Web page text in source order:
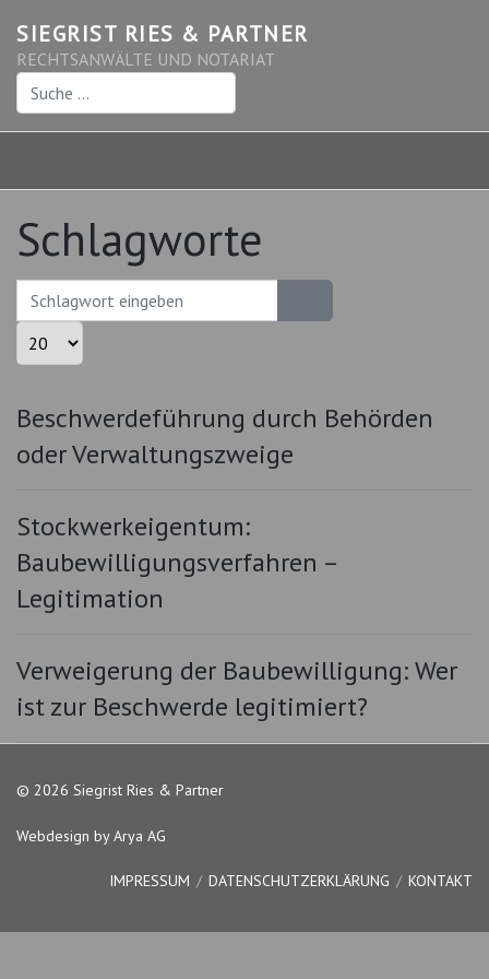
SIEGRIST RIES & PARTNER
RECHTSANWÄLTE UND NOTARIAT
Suchen
Schlagworte
Schlagwort eingeben
Anzeige #
Beschwerdeführung durch Behörden
oder Verwaltungszweige
Stockwerkeigentum:
Baubewilligungsverfahren –
Legitimation
Verweigerung der Baubewilligung: Wer
ist zur Beschwerde legitimiert?
© 2026 Siegrist Ries & Partner
Webdesign by Arya AG
IMPRESSUM DATENSCHUTZERKLÄRUNG KONTAKT